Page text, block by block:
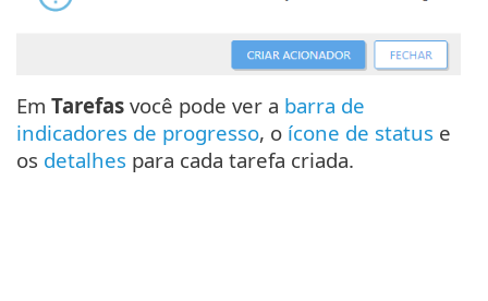
Em Tarefas você pode ver a barra de
indicadores de progresso, o ícone de status e
os detalhes para cada tarefa criada.